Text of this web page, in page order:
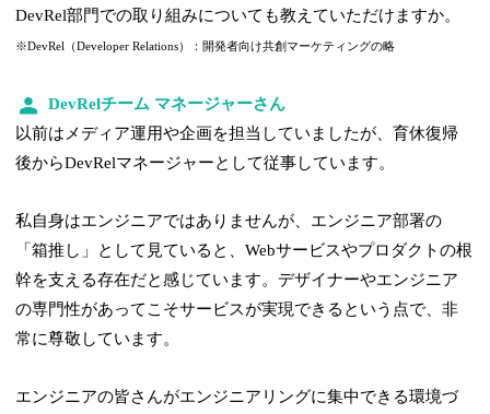
DevRel部門での取り組みについても教えていただけますか。
※DevRel（Developer Relations）：開発者向け共創マーケティングの略
DevRelチーム マネージャーさん
以前はメディア運用や企画を担当していましたが、育休復帰
後からDevRelマネージャーとして従事しています。
私自身はエンジニアではありませんが、エンジニア部署の
「箱推し」として見ていると、Webサービスやプロダクトの根
幹を支える存在だと感じています。デザイナーやエンジニア
の専門性があってこそサービスが実現できるという点で、非
常に尊敬しています。
エンジニアの皆さんがエンジニアリングに集中できる環境づ